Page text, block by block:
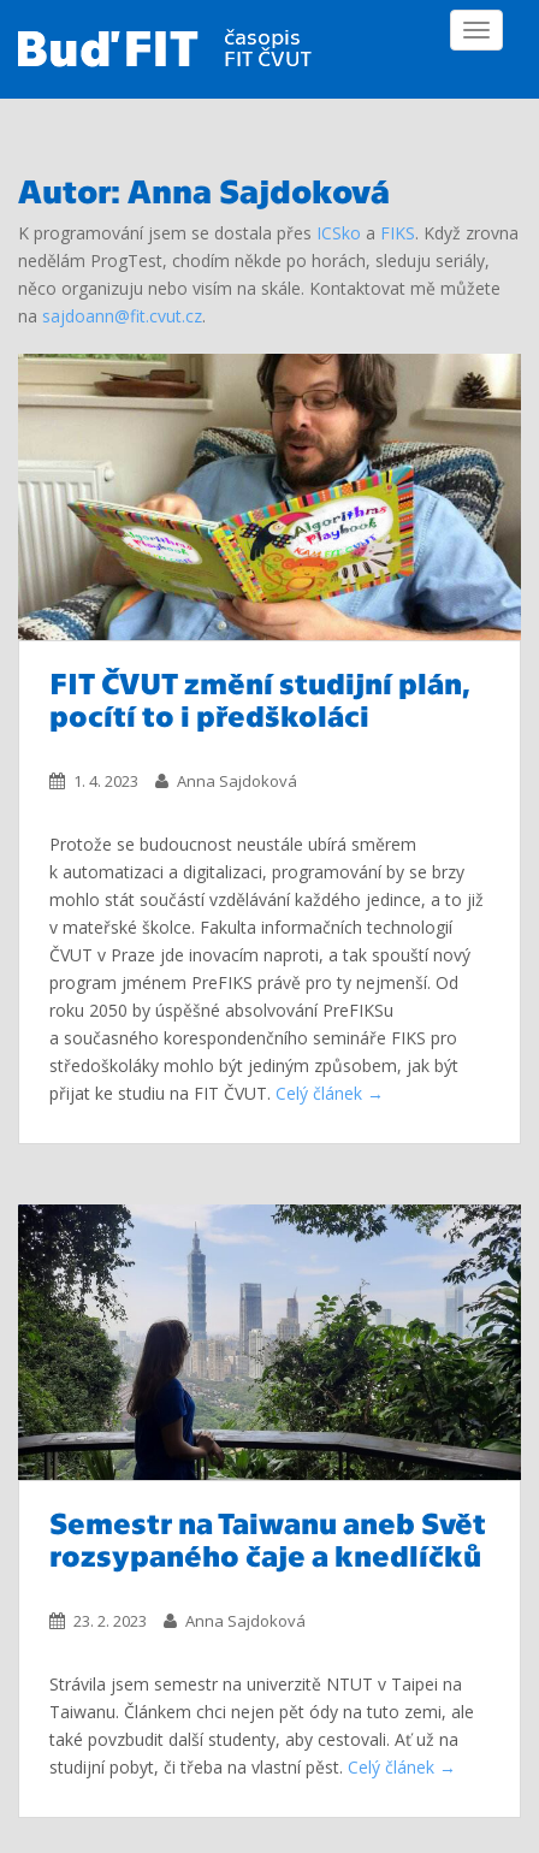
p
Autor: Anna Sajdoková
K programování jsem se dostala přes ICSko a FIKS. Když zrovna
nedělám ProgTest, chodím někde po horách, sleduju seriály,
něco organizuju nebo visím na skále. Kontaktovat mě můžete
na sajdoann@fit.cvut.cz.
FIT ČVUT změní studijní plán,
pocítí to i předškoláci
1. 4. 2023 Anna Sajdoková
Protože se budoucnost neustále ubírá směrem
k automatizaci a digitalizaci, programování by se brzy
mohlo stát součástí vzdělávání každého jedince, a to již
v mateřské školce. Fakulta informačních technologií
ČVUT v Praze jde inovacím naproti, a tak spouští nový
program jménem PreFIKS právě pro ty nejmenší. Od
roku 2050 by úspěšné absolvování PreFIKSu
a současného korespondenčního semináře FIKS pro
středoškoláky mohlo být jediným způsobem, jak být
přijat ke studiu na FIT ČVUT. Celý článek
Semestr na Taiwanu aneb Svět
rozsypaného čaje a knedlíčků
23. 2. 2023 Anna Sajdoková
Strávila jsem semestr na univerzitě NTUT v Taipei na
Taiwanu. Článkem chci nejen pět ódy na tuto zemi, ale
také povzbudit další studenty, aby cestovali. Ať už na
studijní pobyt, či třeba na vlastní pěst. Celý článek